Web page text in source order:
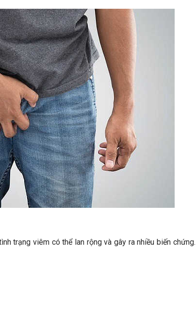
trạng viêm có thể lan rộng và gây ra nhiều biến